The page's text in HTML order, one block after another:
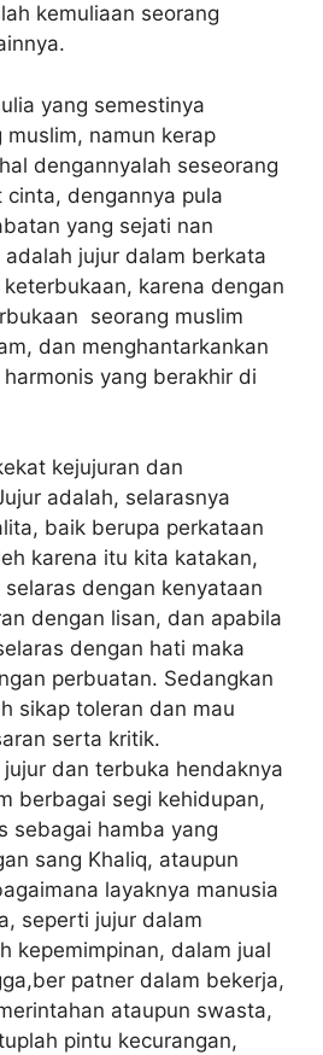
kemuliaan seorang
yang semestinya
muslim, namun kerap
dengannyalah seseorang
cinta, dengannya pula
yang sejati nan
jujur dalam berkata
karena dengan
seorang muslim
dan menghantarkankan
yang berakhir di
kejujuran dan
adalah, selarasnya
baik berupa perkataan
karena itu kita katakan,
dengan kenyataan
dengan lisan, dan apabila
dengan hati maka
perbuatan. Sedangkan
sikap toleran dan mau
serta kritik.
dan terbuka hendaknya
berbagai segi kehidupan,
sebagai hamba yang
sang Khaliq, ataupun
layaknya manusia
seperti jujur dalam
kepemimpinan, dalam jual
patner dalam bekerja,
ataupun swasta,
pintu kecurangan,